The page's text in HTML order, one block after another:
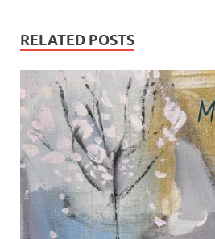
RELATED POSTS